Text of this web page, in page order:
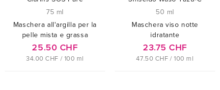
75 ml
Maschera all'argilla per la
pelle mista e grassa
25.50 CHF
34.00 CHF / 100 ml
50 ml
Maschera viso notte
idratante
23.75 CHF
47.50 CHF / 100 ml